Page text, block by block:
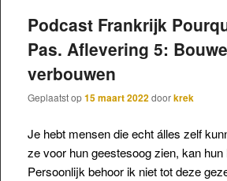
Podcast Frankrijk
Pas. Aflevering 5:
verbouwen
Geplaatst op15 maart 2022doorkrek
Je hebt mensen die echt álles zelf
ze voor hun geestesoog zien, kan hun
Persoonlijk behoor ik niet tot deze